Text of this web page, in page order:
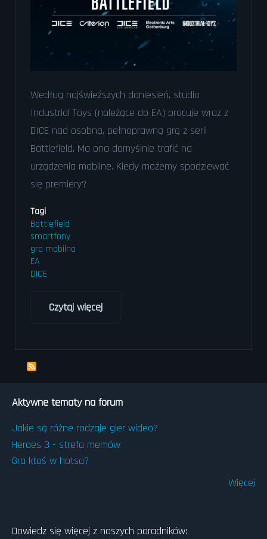
Według najświeższych doniesień, studio
Industrial Toys (należące do EA) pracuje wraz z
DICE nad osobną, pełnoprawną grą z serii
Battlefield. Ma ona domyślnie trafić na
urządzenia mobilne. Kiedy możemy spodziewać
się premiery?
Tagi
Battlefield
smartfony
gra mobilna
EA
DICE
Czytaj więcej
od
Aktywne tematy na forum
Jakie są różne rodzaje gier wideo?
Heroes 3 - strefa memów
Gra ktoś w hotsa?
Więcej
Dowiedz się więcej z naszych poradników: